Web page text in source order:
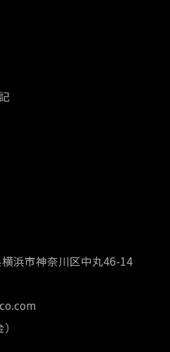
浜市神奈川区中丸46-14